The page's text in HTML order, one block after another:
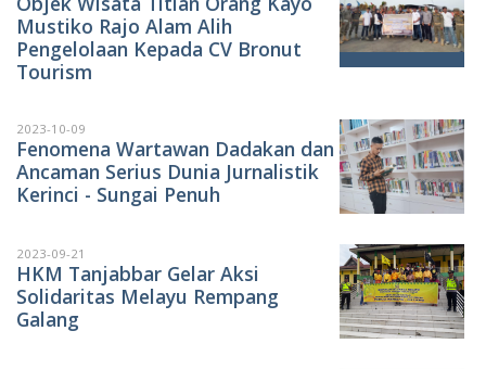
Mustiko Rajo Alam Alih
Pengelolaan Kepada CV Bronut
Tourism
2023-10-09
Fenomena Wartawan Dadakan dan
Ancaman Serius Dunia Jurnalistik
Kerinci - Sungai Penuh
2023-09-21
HKM Tanjabbar Gelar Aksi
Solidaritas Melayu Rempang
Galang